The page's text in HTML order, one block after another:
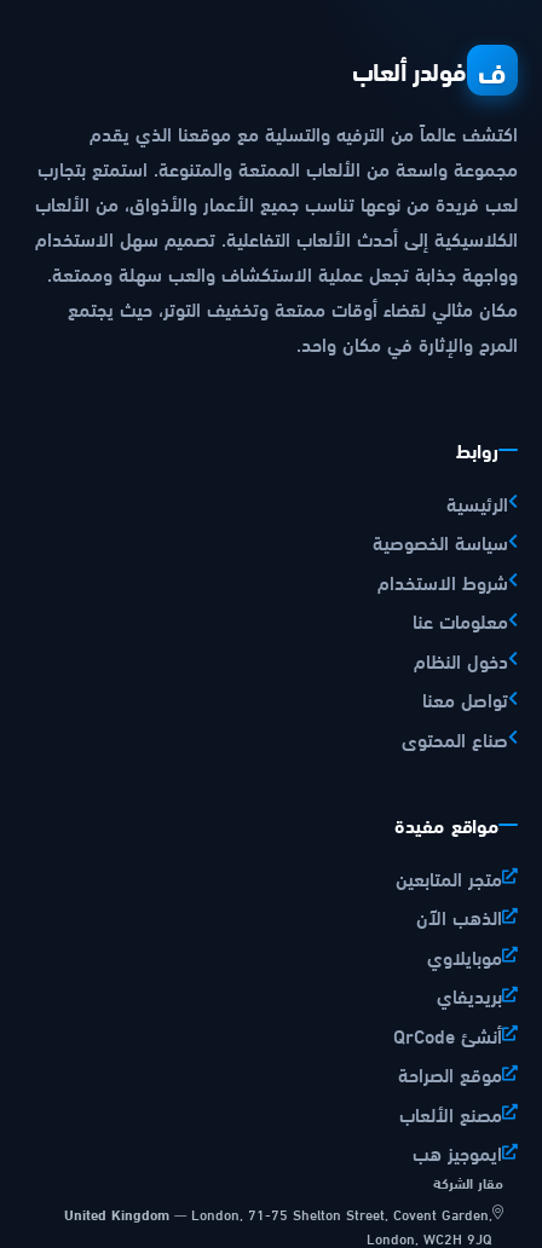
ف فولدر ألعاب
اكتشف عالماً من الترفيه والتسلية مع موقعنا الذي يقدم
مجموعة واسعة من الألعاب الممتعة والمتنوعة. استمتع بتجارب
لعب فريدة من نوعها تناسب جميع الأعمار والأذواق، من الألعاب
الكلاسيكية إلى أحدث الألعاب التفاعلية. تصميم سهل الاستخدام
وواجهة جذابة تجعل عملية الاستكشاف والعب سهلة وممتعة.
مكان مثالي لقضاء أوقات ممتعة وتخفيف التوتر، حيث يجتمع
المرح والإثارة في مكان واحد.
روابط
الرئيسية
سياسة الخصوصية
شروط الاستخدام
معلومات عنا
دخول النظام
تواصل معنا
صناع المحتوى
مواقع مفيدة
متجر المتابعين
الذهب الآن
موبايلاوي
بريديفاي
أنشئ QrCode
موقع الصراحة
مصنع الألعاب
ايموجيز هب
مقار الشركة
United Kingdom — London, 71-75 Shelton Street, Covent Garden,
London, WC2H 9JQ